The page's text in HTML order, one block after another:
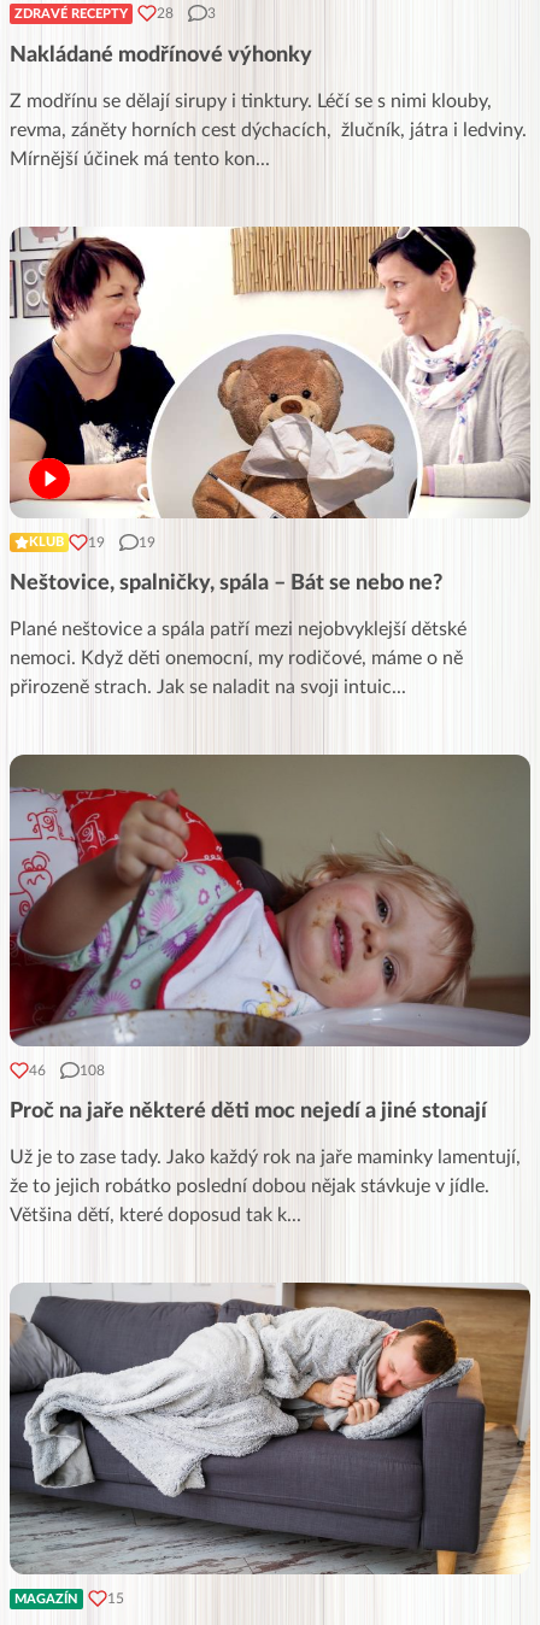
ZDRAVÉ RECEPTY 28 3
Nakládané modřínové výhonky
Z modřínu se dělají sirupy i tinktury. Léčí se s nimi klouby,
revma, záněty horních cest dýchacích, žlučník, játra i ledviny.
Mírnější účinek má tento kon...
KLUB 19 19
Neštovice, spalničky, spála – Bát se nebo ne?
Plané neštovice a spála patří mezi nejobvyklejší dětské
nemoci. Když děti onemocní, my rodičové, máme o ně
přirozeně strach. Jak se naladit na svoji intuic...
46 108
Proč na jaře některé děti moc nejedí a jiné stonají
Už je to zase tady. Jako každý rok na jaře maminky lamentují,
že to jejich robátko poslední dobou nějak stávkuje v jídle.
Většina dětí, které doposud tak k...
MAGAZÍN 15